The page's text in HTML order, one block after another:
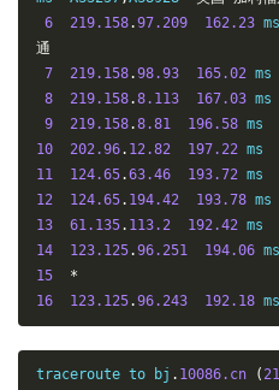
6
219.158.97.209 162.23
通
7
219.158.98.93 165.02
8
219.158.8.113 167.03
9
219.158.8.81 196.58 ms
10
202.96. 12.82 197.22 ms
11
124.65.63.46 193.72 ms
12
124.65. 194.42 193.78
13
61.135. 113.2 192.42 ms
14
123.125.96.251 194.06
15
*
16
123.125.96.243 192.18
traceroute to bj . 10086.cn (